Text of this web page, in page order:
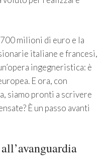
milioni di euro e la
italiane e francesi,
ingegneristica: è
E ora, con
siamo pronti a scrivere
È un passo avanti